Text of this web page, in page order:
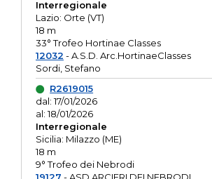
Interregionale
Lazio: Orte (VT)
18 m
33° Trofeo Hortinae Classes
12032 - A.S.D. Arc.HortinaeClasses
Sordi, Stefano
R2619015
dal: 17/01/2026
al: 18/01/2026
Interregionale
Sicilia: Milazzo (ME)
18 m
9° Trofeo dei Nebrodi